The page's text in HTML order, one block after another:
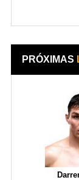
PRÓXIMAS